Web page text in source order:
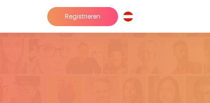
Registrieren